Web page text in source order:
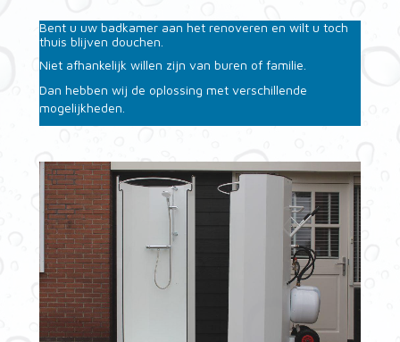
Bent u uw badkamer aan het renoveren en wilt u toch
thuis blijven douchen.
Niet afhankelijk willen zijn van buren of familie.
Dan hebben wij de oplossing met verschillende
mogelijkheden.